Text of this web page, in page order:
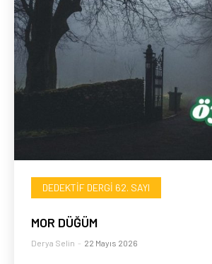
DEDEKTIF DERGI 62. SAYI
MOR DÜĞÜM
Derya Selin - 22 Mayıs 2026